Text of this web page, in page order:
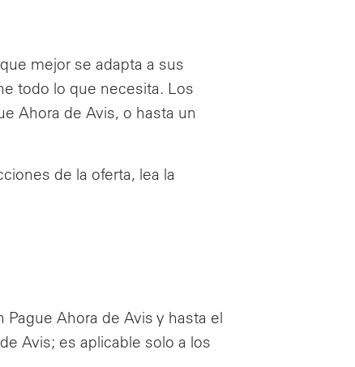
mejor se adapta a sus
todo lo que necesita. Los
Ahora de Avis, o hasta un
de la oferta, lea la
Ahora de Avis y hasta el
Avis; es aplicable solo a los